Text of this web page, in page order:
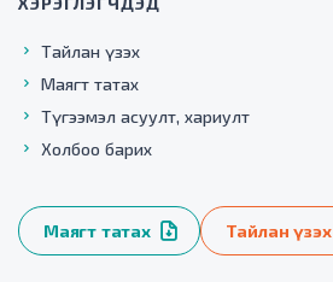
Тайлан үзэх
Маягт татах
Түгээмэл асуулт, хариулт
Холбоо барих
Маягт татах Тайлан үзэх